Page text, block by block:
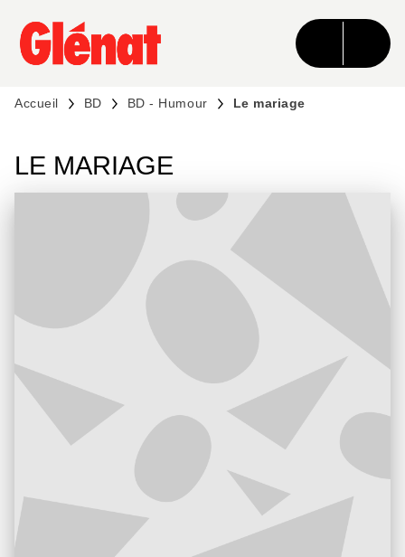
MENU RECHERCHE CONTENU
PIED DE PAGE
Accueil BD BD - Humour Le mariage
LE MARIAGE